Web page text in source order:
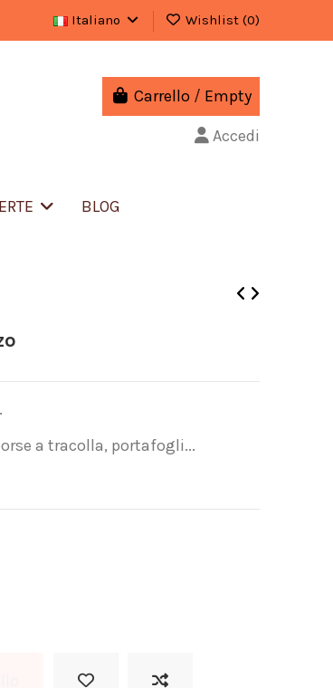
Italiano Wishlist (0)
Carrello / Empty
Accedi
BLOG
a tracolla, portafogli...